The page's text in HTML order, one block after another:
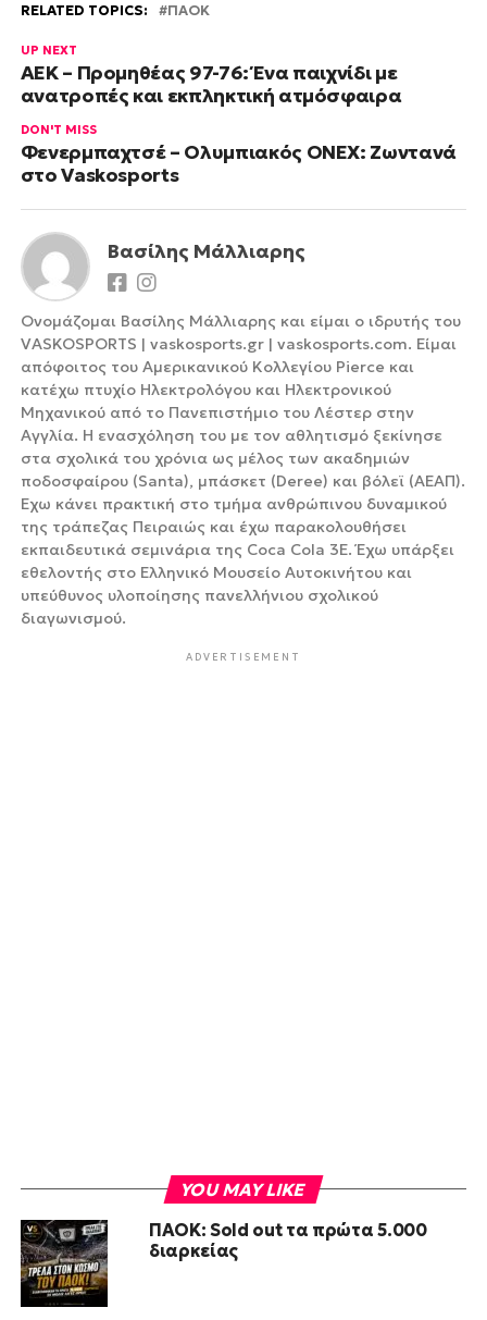
RELATED TOPICS: ΠΑΟΚ
UP NEXT
ΑΕΚ – Προμηθέας 97-76: Ένα παιχνίδι με
ανατροπές και εκπληκτική ατμόσφαιρα
DON'T MISS
Φενερμπαχτσέ – Ολυμπιακός ONEX: Ζωντανά
στο Vaskosports
Βασίλης Μάλλιαρης
Ονομάζομαι Βασίλης Μάλλιαρης και είμαι ο ιδρυτής του
VASKOSPORTS | vaskosports.gr | vaskosports.com. Είμαι
απόφοιτος του Αμερικανικού Κολλεγίου Pierce και
κατέχω πτυχίο Ηλεκτρολόγου και Ηλεκτρονικού
Μηχανικού από το Πανεπιστήμιο του Λέστερ στην
Αγγλία. Η ενασχόληση του με τον αθλητισμό ξεκίνησε
στα σχολικά του χρόνια ως μέλος των ακαδημιών
ποδοσφαίρου (Santa), μπάσκετ (Deree) και βόλεϊ (ΑΕΑΠ).
Έχω κάνει πρακτική στο τμήμα ανθρώπινου δυναμικού
της τράπεζας Πειραιώς και έχω παρακολουθήσει
εκπαιδευτικά σεμινάρια της Coca Cola 3Ε. Έχω υπάρξει
εθελοντής στο Ελληνικό Μουσείο Αυτοκινήτου και
υπεύθυνος υλοποίησης πανελλήνιου σχολικού
διαγωνισμού.
ADVERTISEMENT
YOU MAY LIKE
ΠΑΟΚ: Sold out τα πρώτα 5.000
διαρκείας